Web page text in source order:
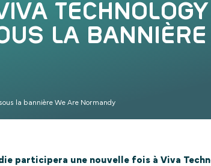
LA
la bannière We Are Normandy
participera une nouvelle fois à Viva